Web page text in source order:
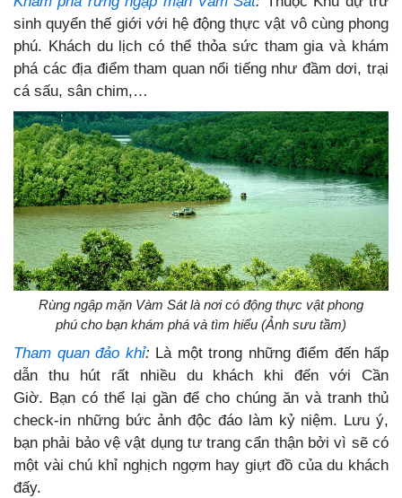
sinh quyển thế giới với hệ động thực vật vô cùng phong
phú. Khách du lịch có thể thỏa sức tham gia và khám
phá các địa điểm tham quan nổi tiếng như đầm dơi, trại
cá sấu, sân chim,…
Rùng ngập mặn Vàm Sát là nơi có động thực vật phong
phú cho bạn khám phá và tìm hiểu (Ảnh sưu tầm)
Tham quan đảo khỉ: Là một trong những điểm đến hấp
dẫn thu hút rất nhiều du khách khi đến với Cần
Giờ. Bạn có thể lại gần để cho chúng ăn và tranh thủ
check-in những bức ảnh độc đáo làm kỷ niệm. Lưu ý,
bạn phải bảo vệ vật dụng tư trang cẩn thận bởi vì sẽ có
một vài chú khỉ nghịch ngợm hay giựt đồ của du khách
đấy.